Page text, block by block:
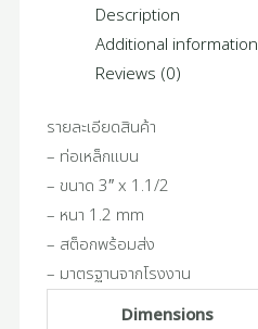
Description
Additional information
Reviews (0)
รายละเอียดสินค้า
– ท่อเหล็กแบน
– ขนาด 3″ x 1.1/2
– หนา 1.2 mm
– สต็อกพร้อมส่ง
– มาตรฐานจากโรงงาน
Dimensions